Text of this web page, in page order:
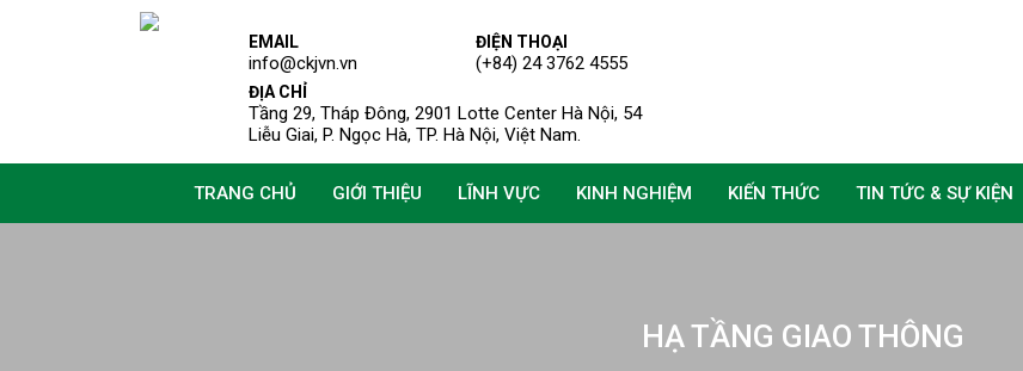
EMAIL
info@ckjvn.vn
ĐIỆN THOẠI
(+84) 24 3762 4555
ĐỊA CHỈ
Tầng 29, Tháp Đông, 2901 Lotte Center Hà Nội, 54
Liễu Giai, P. Ngọc Hà, TP. Hà Nội, Việt Nam.
TRANG CHỦ GIỚI THIỆU LĨNH VỰC KINH NGHIỆM KIẾN THỨC TIN TỨC & SỰ KIỆN
HẠ TẦNG GIAO THÔNG